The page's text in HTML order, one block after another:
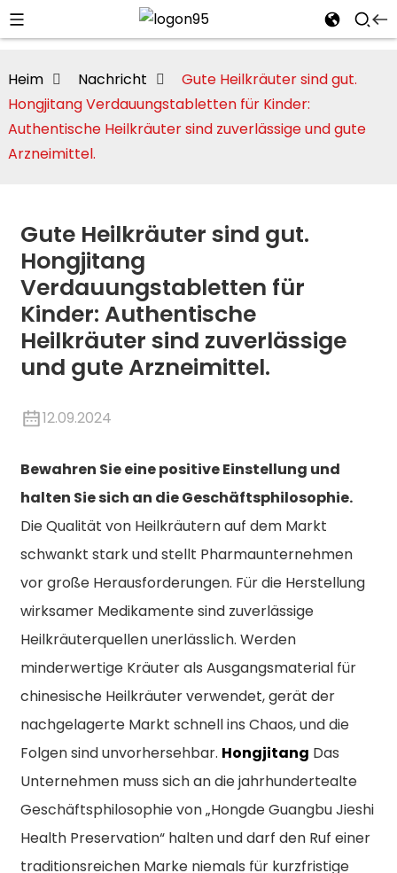
Heim Nachricht
Gute Heilkräuter sind gut.
Hongjitang Verdauungstabletten für Kinder:
Authentische Heilkräuter sind zuverlässige und gute
Arzneimittel.
Gute Heilkräuter sind gut.
Hongjitang
Verdauungstabletten für
Kinder: Authentische
Heilkräuter sind zuverlässige
und gute Arzneimittel.
12.09.2024
Bewahren Sie eine positive Einstellung und
halten Sie sich an die Geschäftsphilosophie.
Die Qualität von Heilkräutern auf dem Markt
schwankt stark und stellt Pharmaunternehmen
vor große Herausforderungen. Für die Herstellung
wirksamer Medikamente sind zuverlässige
Heilkräuterquellen unerlässlich. Werden
minderwertige Kräuter als Ausgangsmaterial für
chinesische Heilkräuter verwendet, gerät der
nachgelagerte Markt schnell ins Chaos, und die
Folgen sind unvorhersehbar. Hongjitang Das
Unternehmen muss sich an die jahrhundertealte
Geschäftsphilosophie von „Hongde Guangbu Jieshi
Health Preservation“ halten und darf den Ruf einer
traditionsreichen Marke niemals für kurzfristige